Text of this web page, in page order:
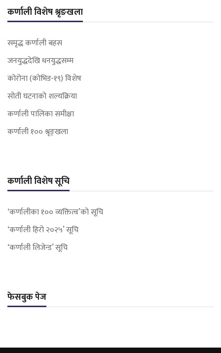
कर्णाली विशेष श्रृङखला
समृद्ध कर्णाली बहस
जनयुद्धदेखि धनयुद्धसम्म
कोरोना (कोभिड-१९) विशेष
सोती घटनाको शल्यक्रिया
कर्णाली पालिका समीक्षा
कर्णाली १०० श्रृङ्खला
कर्णाली विशेष सूचि
‘कर्णालीका १०० व्यक्तित्व’को सूचि
‘कर्णाली हिरो २०२५’ सूचि
‘कर्णाली लिजेन्ड’ सूचि
फेसबुक पेज